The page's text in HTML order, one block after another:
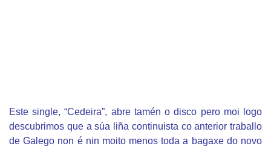
Este single, “Cedeira”, abre tamén o disco pero moi logo
descubrimos que a súa liña continuista co anterior traballo
de Galego non é nin moito menos toda a bagaxe do novo